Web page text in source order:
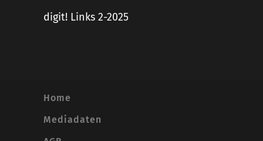
digit! Links 2-2025
Home
Mediadaten